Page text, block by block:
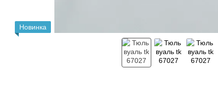
Новинка